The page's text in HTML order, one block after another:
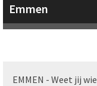
Emmen
EMMEN - Weet jij